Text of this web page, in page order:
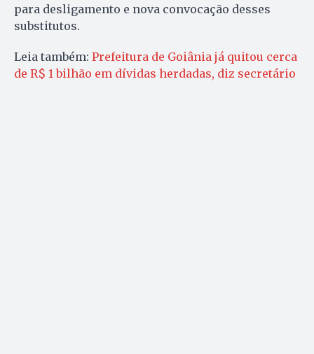
para desligamento e nova convocação desses
substitutos.
Leia também: Prefeitura de Goiânia já quitou cerca
de R$ 1 bilhão em dívidas herdadas, diz secretário